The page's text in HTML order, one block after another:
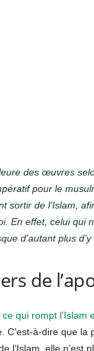
des œuvres
pour le
sortir de l’Islam,
En effet, celui qui
d’autant plus d’y
de
ce qui rompt l’Islam
C’est-à-dire que la
l’Islam, elle n’est